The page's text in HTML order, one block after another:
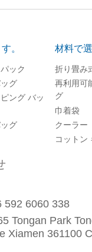
。
ック
グ
ング バッ
グ
材料で
折り畳み
再利用可
グ
巾着袋
クーラー
コットン
592 6060 338
Tongan Park
Xiamen 361100